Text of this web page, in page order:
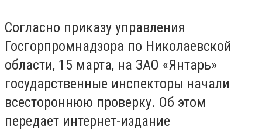
Согласно приказу управления
Госгорпромнадзора по Николаевской
области, 15 марта, на ЗАО «Янтарь»
государственные инспекторы начали
всестороннюю проверку. Об этом
передает интернет-издание